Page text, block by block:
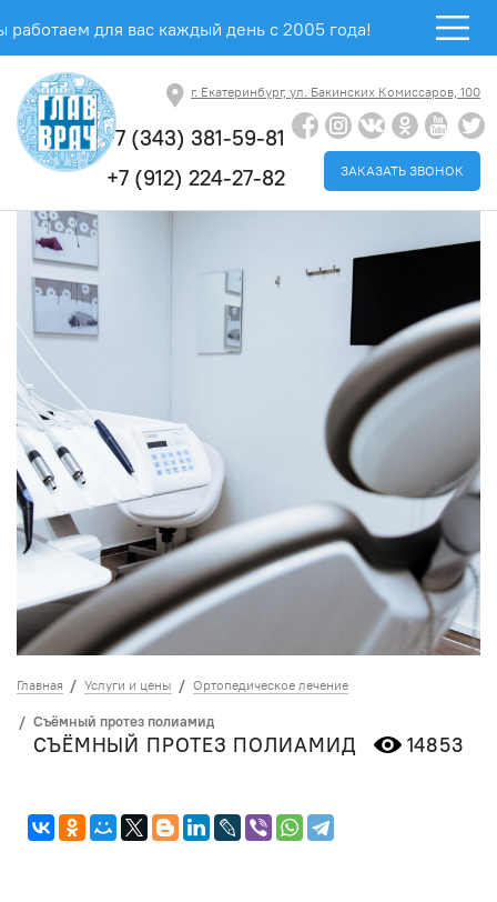
работаем для вас каждый день с 2005 года!
г. Екатеринбург, ул. Бакинских Комиссаров, 100
+7 (343) 381-59-81
+7 (912) 224-27-82
ЗАКАЗАТЬ ЗВОНОК
Главная Услуги и цены Ортопедическое лечение
Съёмный протез полиамид
СЪЁМНЫЙ ПРОТЕЗ ПОЛИАМИД 14853